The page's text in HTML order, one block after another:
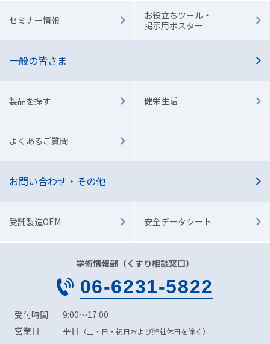
セミナー情報
お役立ちツール・
掲示用ポスター
一般の皆さま
製品を探す 健栄生活
よくあるご質問
お問い合わせ・その他
受託製造OEM 安全データシート
学術情報部（くすり相談窓口）
06-6231-5822
受付時間
9:00～17:00
営業日
平日 （土・日・祝日および弊社休日を除く）